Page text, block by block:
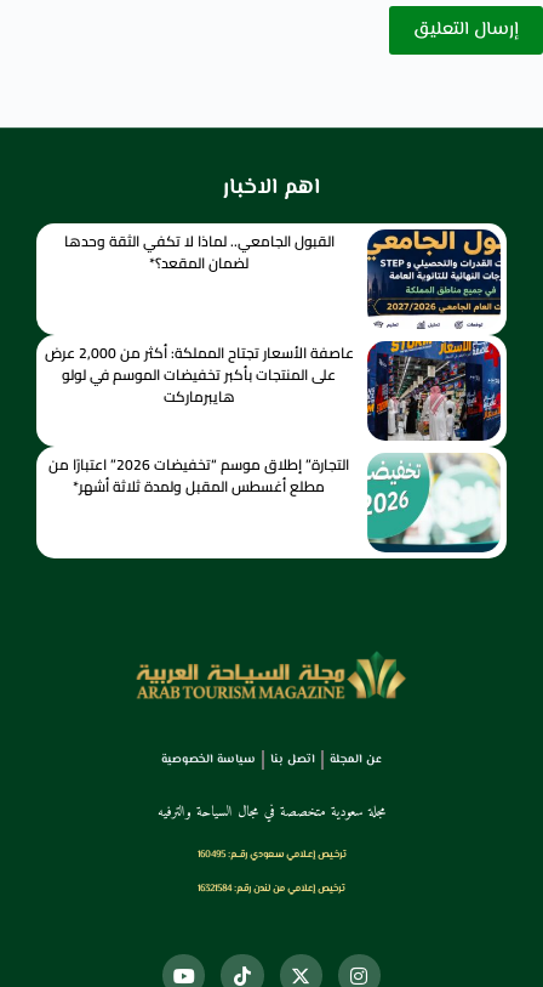
إرسال التعليق
اهم الاخبار
القبول الجامعي.. لماذا لا تكفي الثقة وحدها
لضمان المقعد؟*
عاصفة الأسعار تجتاح المملكة: أكثر من 2,000 عرض
على المنتجات بأكبر تخفيضات الموسم في لولو
هايبرماركت
التجارة” إطلاق موسم “تخفيضات 2026” اعتبارًا من
مطلع أغسطس المقبل ولمدة ثلاثة أشهر*
عن المجلة اتصل بنا سياسة الخصوصية
مجلة سعودية متخصصة في مجال السياحة والترفيه
ترخـيص إعـلامي سـعودي رقــم: 160495
ترخيص إعلامي من لندن رقم: 16321584